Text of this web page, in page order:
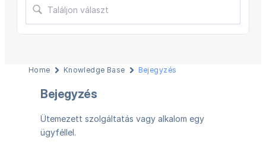
Home Knowledge Base Bejegyzés
Bejegyzés
Ütemezett szolgáltatás vagy alkalom egy
ügyféllel.